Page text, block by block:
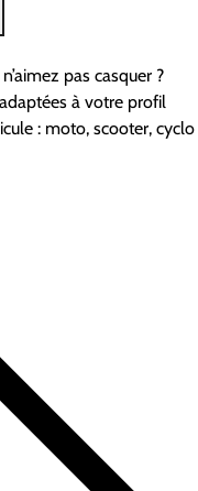
pas casquer ?
à votre profil
: moto, scooter, cyclo